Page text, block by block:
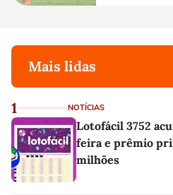
Mais lidas
1 NOTÍCIAS
Lotofácil 3752
feira e prêmio
milhões